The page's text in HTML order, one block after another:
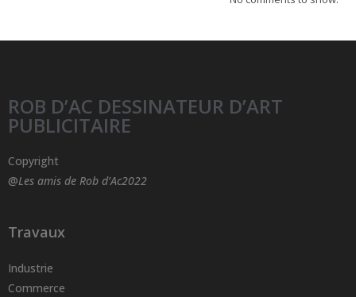
ROB D’AC DESSINATEUR D’ART
PUBLICITAIRE
Copyright
@Les amis de Rob d’Ac2022
Travaux
Industrie
Commerce